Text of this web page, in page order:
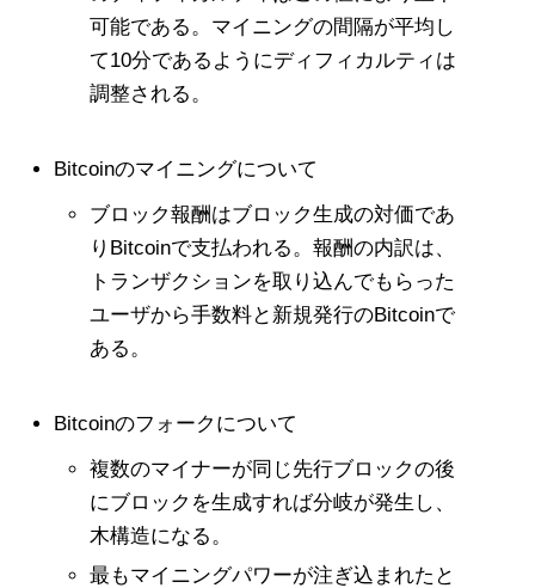
可能である。マイニングの間隔が平均し
て10分であるようにディフィカルティは
調整される。
Bitcoinのマイニングについて
ブロック報酬はブロック生成の対価であ
りBitcoinで支払われる。報酬の内訳は、
トランザクションを取り込んでもらった
ユーザから手数料と新規発行のBitcoinで
ある。
Bitcoinのフォークについて
複数のマイナーが同じ先行ブロックの後
にブロックを生成すれば分岐が発生し、
木構造になる。
最もマイニングパワーが注ぎ込まれたと